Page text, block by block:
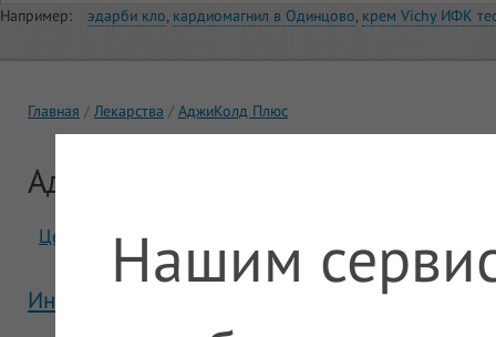
Например: эдарби кло, кардиомагнил в Одинцово, крем Vichy ИФК
Главная Лекарства АджиКолд Плюс
АджиКолд Плюс
Цены Отзывы
Инструкция АджиКолд Плюс
Нашим